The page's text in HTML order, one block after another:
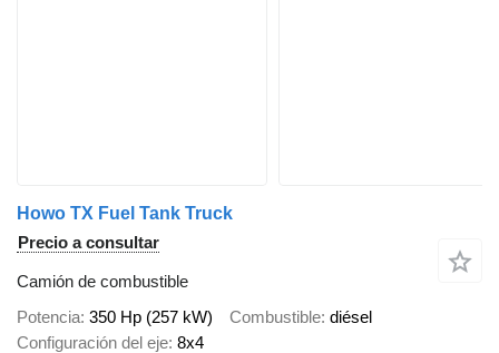
Howo TX Fuel Tank Truck
Precio a consultar
Camión de combustible
Potencia 350 Hp (257 kW) Combustible diésel
Configuración del eje 8x4